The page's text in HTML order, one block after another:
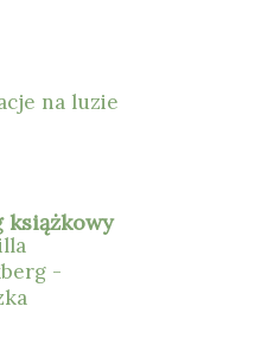
na luzie
książkowy
-